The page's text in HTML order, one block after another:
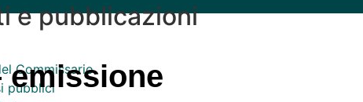
e pubblicazioni
Commissario
pubblici
emissione